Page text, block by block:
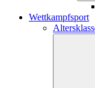
Wettkampfsport